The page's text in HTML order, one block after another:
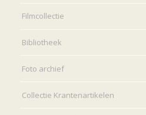
Filmcollectie
Bibliotheek
Foto archief
Collectie Krantenartikelen